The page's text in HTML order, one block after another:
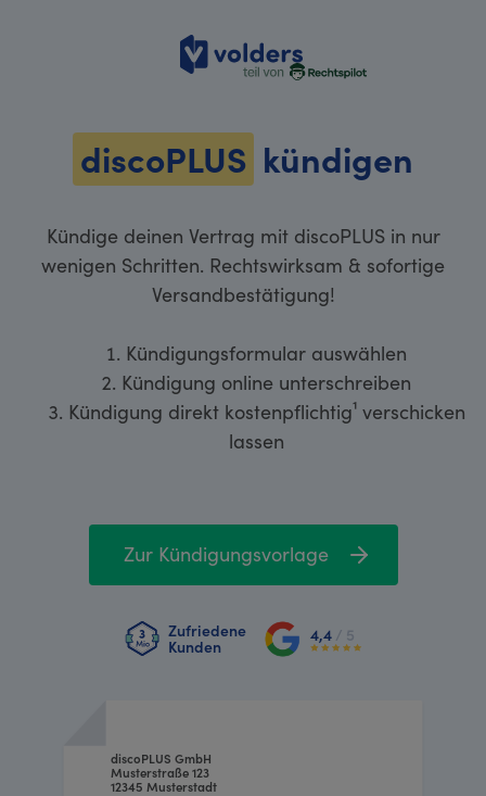
volders
discoPLUS kündigen
Kündige deinen Vertrag mit discoPLUS in nur
wenigen Schritten. Rechtswirksam & sofortige
Versandbestätigung!
Kündigungsformular auswählen
Kündigung online unterschreiben
Kündigung direkt kostenpflichtig¹ verschicken
lassen
Zur Kündigungsvorlage
Zufriedene
Kunden
4,4 / 5
discoPLUS GmbH
Musterstraße 123
12345 Musterstadt